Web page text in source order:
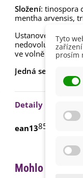
60 Kč
Begonie
Begonia
60 Kč 85 Kč
Blahovičník
Složení: tinospora
mentha arvensis,
Ustanovení
nedovoluje
ve volně
Jedná se o
Detaily produktu
ean13
Mohlo by se
Tyto
prosím